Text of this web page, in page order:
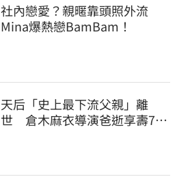
社內戀愛？親暱靠頭照外流
Mina爆熱戀BamBam！
天后「史上最下流父親」離
世 倉木麻衣導演爸逝享壽76